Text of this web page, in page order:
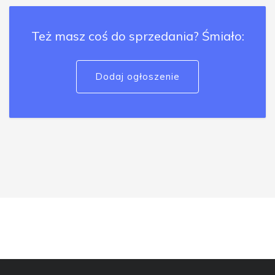
Też masz coś do sprzedania? Śmiało:
Dodaj ogłoszenie